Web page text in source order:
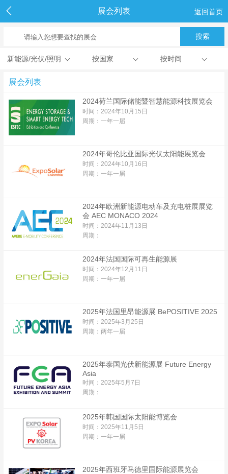
展会列表 返回首页
新能源/光伏/照明 按国家 按时间
展会列表
2024荷兰国际储能暨智慧能源科技展览会
时间：2024年10月15日
周期：一年一届
2024年哥伦比亚国际光伏太阳能展览会
时间：2024年10月16日
周期：一年一届
2024年欧洲新能源电动车及充电桩展展览
会 AEC MONACO 2024
时间：2024年11月13日
周期：
2024年法国国际可再生能源展
时间：2024年12月11日
周期：一年一届
2025年法国里昂能源展 BePOSITIVE 2025
时间：2025年3月25日
周期：两年一届
2025年泰国光伏新能源展 Future Energy
Asia
时间：2025年5月7日
周期：
2025年韩国国际太阳能博览会
时间：2025年11月5日
周期：一年一届
2025年西班牙马德里国际能源展览会